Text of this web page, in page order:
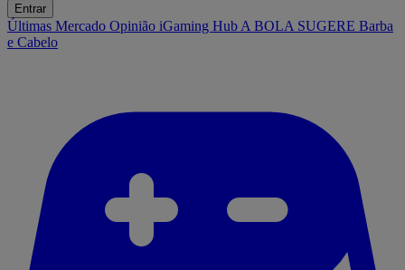
Entrar
Últimas Mercado Opinião iGaming Hub A BOLA SUGERE Barba
e Cabelo